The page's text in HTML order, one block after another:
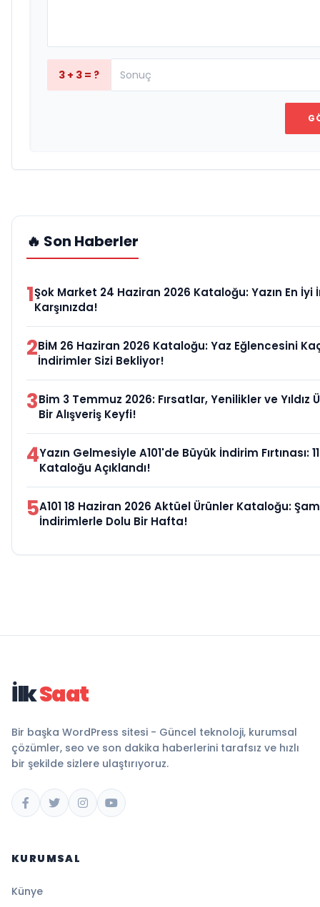
3 + 3 = ?
🔥 Son Haberler
1Şok Market 24 Haziran 2026 Kataloğu: Yazın En
Karşınızda!
2BİM 26 Haziran 2026 Kataloğu: Yaz Eğlencesini
İndirimler Sizi Bekliyor!
3Bim 3 Temmuz 2026: Fırsatlar, Yenilikler ve Yıldız
Bir Alışveriş Keyfi!
4Yazın Gelmesiyle A101'de Büyük İndirim Fırtınası:
Kataloğu Açıklandı!
5A101 18 Haziran 2026 Aktüel Ürünler Kataloğu:
İndirimlerle Dolu Bir Hafta!
İlkSaat
Bir başka WordPress sitesi - Güncel teknoloji, kurumsal
çözümler, seo ve son dakika haberlerini tarafsız ve hızlı
bir şekilde sizlere ulaştırıyoruz.
KURUMSAL
Künye